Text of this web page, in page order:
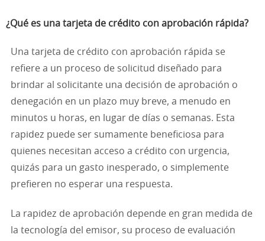
¿Qué es una tarjeta de crédito con aprobación rápida?
Una tarjeta de crédito con aprobación rápida se
refiere a un proceso de solicitud diseñado para
brindar al solicitante una decisión de aprobación o
denegación en un plazo muy breve, a menudo en
minutos u horas, en lugar de días o semanas. Esta
rapidez puede ser sumamente beneficiosa para
quienes necesitan acceso a crédito con urgencia,
quizás para un gasto inesperado, o simplemente
prefieren no esperar una respuesta.
La rapidez de aprobación depende en gran medida de
la tecnología del emisor, su proceso de evaluación